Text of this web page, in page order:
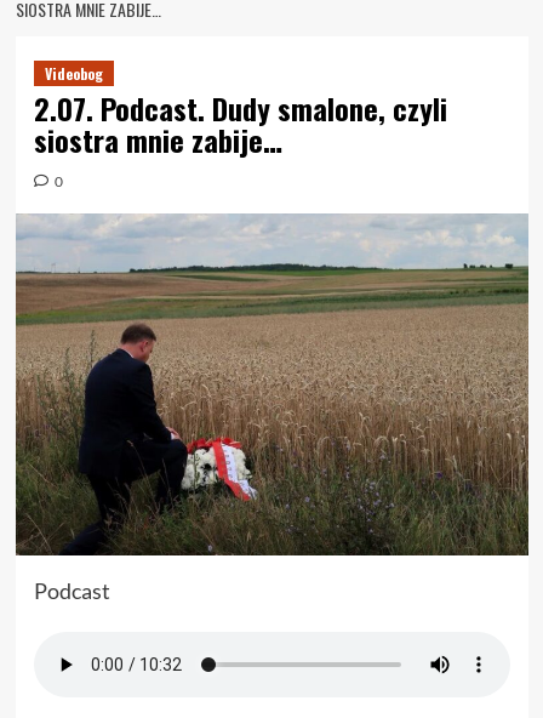
SIOSTRA MNIE ZABIJE…
Videobog
2.07. Podcast. Dudy smalone, czyli
siostra mnie zabije…
0
Podcast